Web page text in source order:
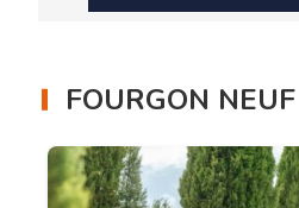
FOURGON NEUF